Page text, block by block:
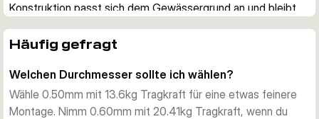
Konstruktion passt sich dem Gewässergrund an und bleibt
Präsentation am Gewässergrund
natürlich an Bodenkonturen zu liegen. Die klare Ausführung
bleibt dezent, besonders bei Kombi-Rigs und Ronnie-Rigs in
stark befischten Süßwassergewässern.
Häufig gefragt
Welchen Durchmesser sollte ich wählen?
Wähle 0.50mm mit 13.6kg Tragkraft für eine etwas feinere
Montage. Nimm 0.60mm mit 20.41kg Tragkraft, wenn du